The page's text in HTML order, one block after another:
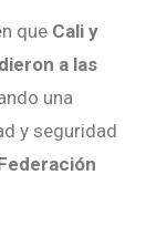
que Cali y
a las
una
y seguridad